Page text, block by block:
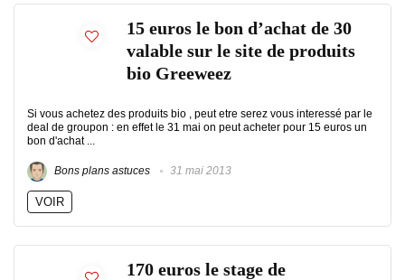
15 euros le bon d’achat de 30
valable sur le site de produits
bio Greeweez
Si vous achetez des produits bio , peut etre serez vous interessé par le
deal de groupon : en effet le 31 mai on peut acheter pour 15 euros un
bon d'achat ...
Bons plans astuces 31 mai 2013
VOIR
170 euros le stage de